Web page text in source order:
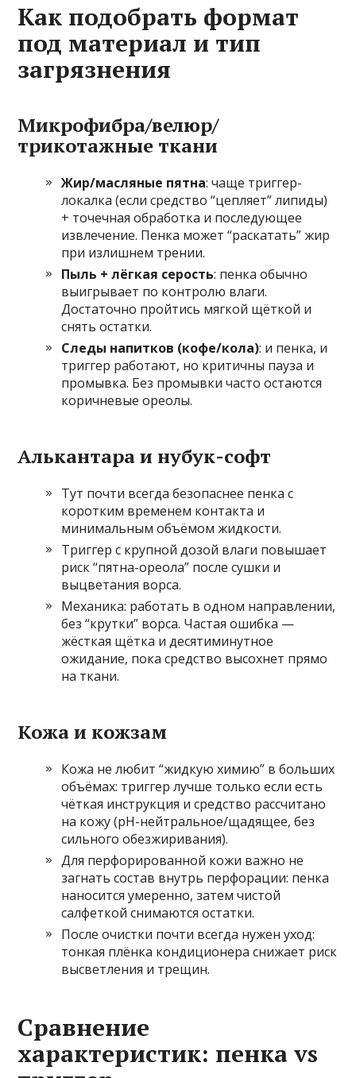
Как подобрать формат
под материал и тип
загрязнения
Микрофибра/велюр/
трикотажные ткани
Жир/масляные пятна: чаще триггер-
локалка (если средство “цепляет” липиды)
+ точечная обработка и последующее
извлечение. Пенка может “раскатать” жир
при излишнем трении.
Пыль + лёгкая серость: пенка обычно
выигрывает по контролю влаги.
Достаточно пройтись мягкой щёткой и
снять остатки.
Следы напитков (кофе/кола): и пенка, и
триггер работают, но критичны пауза и
промывка. Без промывки часто остаются
коричневые ореолы.
Алькантара и нубук-софт
Тут почти всегда безопаснее пенка с
коротким временем контакта и
минимальным объёмом жидкости.
Триггер с крупной дозой влаги повышает
риск “пятна-ореола” после сушки и
выцветания ворса.
Механика: работать в одном направлении,
без “крутки” ворса. Частая ошибка —
жёсткая щётка и десятиминутное
ожидание, пока средство высохнет прямо
на ткани.
Кожа и кожзам
Кожа не любит “жидкую химию” в больших
объёмах: триггер лучше только если есть
чёткая инструкция и средство рассчитано
на кожу (pH-нейтральное/щадящее, без
сильного обезжиривания).
Для перфорированной кожи важно не
загнать состав внутрь перфорации: пенка
наносится умеренно, затем чистой
салфеткой снимаются остатки.
После очистки почти всегда нужен уход:
тонкая плёнка кондиционера снижает риск
высветления и трещин.
Сравнение
характеристик: пенка vs